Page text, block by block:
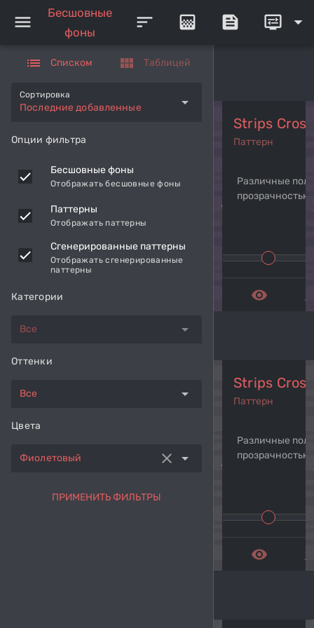
menu
Бесшовные
фоны
sort gradient feed display_settings arrow_drop_down
list Списком view_module Таблицей
Последние добавленные
Сортировка arrow_drop_down
Опции фильтра
Бесшовные фоны
Отображать бесшовные фоны
Паттерны
Отображать паттерны
Сгенерированные паттерны
Отображать сгенерированные
паттерны
Категории
Все arrow_drop_down
Оттенки
Все arrow_drop_down
Цвета
Фиолетовый clear arrow_drop_down
ПРИМЕНИТЬ ФИЛЬТРЫ
navigate_before
Strips
Паттерн
Различные
прозрачностью
remove_red_eye
navigate_before
Strips
Паттерн
Различные
прозрачностью
remove_red_eye